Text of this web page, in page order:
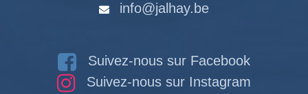
info@jalhay.be
Suivez-nous sur Facebook
Suivez-nous sur Instagram